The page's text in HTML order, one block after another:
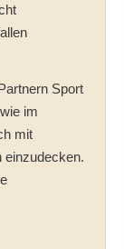
Sport
im
mit
einzudecken.